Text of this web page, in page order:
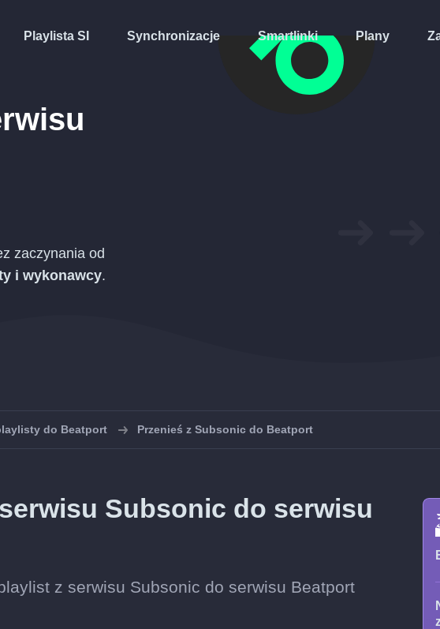
Playlista SI Synchronizacje Smartlinki Plany
zaczynania od
i wykonawcy.
do Beatport Przenieś z Subsonic do Beatport
Subsonic do serwisu
z serwisu Subsonic do serwisu Beatport